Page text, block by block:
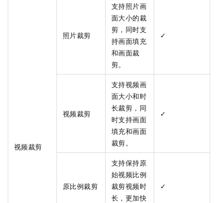
视频裁剪
照片裁剪
支持照片画
面大小的裁
剪，同时支
持画面填充
和画面裁
剪。
✓
视频裁剪
支持视频画
面大小和时
长裁剪，同
时支持画面
填充和画面
裁剪。
✓
原比例裁剪
支持保持原
始视频比例
裁剪视频时
长，更加快
✓